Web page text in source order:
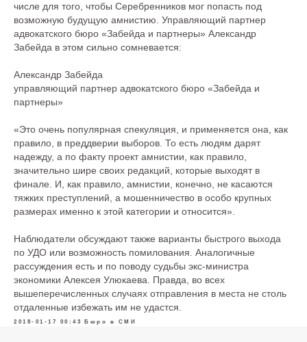
числе для того, чтобы Серебренников мог попасть под
возможную будущую амнистию. Управляющий партнер
адвокатского бюро «Забейда и партнеры» Александр
Забейда в этом сильно сомневается:
Александр Забейда
управляющий партнер адвокатского бюро «Забейда и
партнеры»
«Это очень популярная спекуляция, и применяется она, как
правило, в преддверии выборов. То есть людям дарят
надежду, а по факту проект амнистии, как правило,
значительно шире своих редакций, которые выходят в
финале. И, как правило, амнистии, конечно, не касаются
тяжких преступлений, а мошенничество в особо крупных
размерах именно к этой категории и относится».
Наблюдатели обсуждают также варианты быстрого выхода
по УДО или возможность помилования. Аналогичные
рассуждения есть и по поводу судьбы экс-министра
экономики Алексея Улюкаева. Правда, во всех
вышеперечисленных случаях отправления в места не столь
отдаленные избежать им не удастся.
2018-01-17 00:43 Бюро в СМИ
Информ-Бюро
Мультимедиа
Контакты
Новости Бюро
Мероприятия
Бюро в СМИ
Аналитика
Инфографика
Тесты
Видео
123610, Москва, Краснопресненская